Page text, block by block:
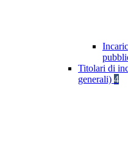
Titolari di
generali) 4